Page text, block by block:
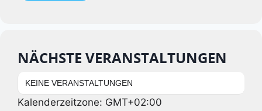
NÄCHSTE VERANSTALTUNGEN
KEINE VERANSTALTUNGEN
Kalenderzeitzone: GMT+02:00